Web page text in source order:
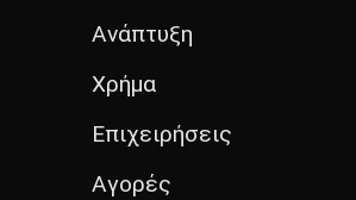
Ανάπτυξη
Χρήμα
Επιχειρήσεις
Αγορές